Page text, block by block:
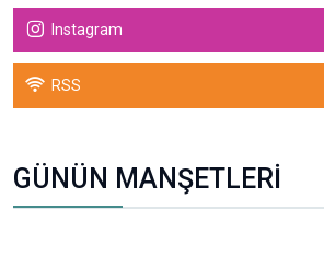
Instagram
RSS
GÜNÜN MANŞETLERİ